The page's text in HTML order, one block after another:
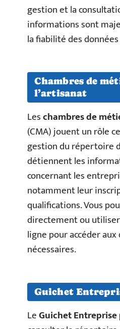
gestion et la
informations sont
la fiabilité des
Chambres de
l’artisanat
Leschambres de
(CMA) jouent un rôle
gestion du répertoire
détiennent les
concernant les
notamment leur
qualifications. Vous
directement ou
ligne pour accéder aux
nécessaires.
Guichet
LeGuichet Entreprise